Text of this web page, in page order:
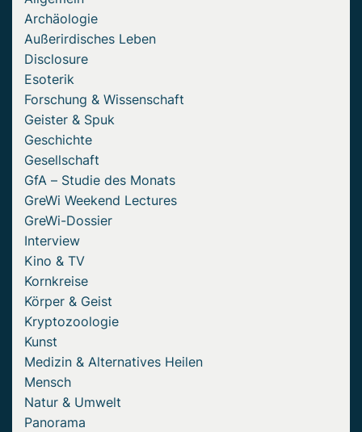
Archäologie
Außerirdisches Leben
Disclosure
Esoterik
Forschung & Wissenschaft
Geister & Spuk
Geschichte
Gesellschaft
GfA – Studie des Monats
GreWi Weekend Lectures
GreWi-Dossier
Interview
Kino & TV
Kornkreise
Körper & Geist
Kryptozoologie
Kunst
Medizin & Alternatives Heilen
Mensch
Natur & Umwelt
Panorama